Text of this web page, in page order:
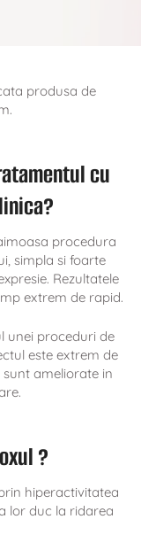
produsa de
cu
procedura
simpla si foarte
Rezultatele
extrem de rapid.
unei proceduri de
este extrem de
ameliorate in
?
hiperactivitatea
lor duc la ridarea